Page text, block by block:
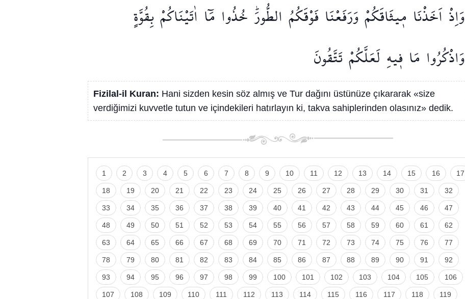
وَاِذْ اَخَذْنَا م۪يثَاقَكُمْوَرَفَعْنَا فَوْقَكُمُ الطُّورَۜ خُذُوا مَٓا اٰتَيْنَاكُمْبِقُوَّةٍ
وَاذْكُرُوا مَا ف۪يهِ لَعَلَّكُمْتَتَّقُونَ
Fizilal-il Kuran: Hani sizden kesin söz almış ve Tur dağını üstünüze çıkararak «size
verdiğimizi kuvvetle tutun ve içindekileri hatırlayın ki, takva sahiplerinden olasınız» dedik.
1 2 3 4 5 6 7 8 9 10 11 12 13 14 15 16 17
18 19 20 21 22 23 24 25 26 27 28 29 30 31 32
33 34 35 36 37 38 39 40 41 42 43 44 45 46 47
48 49 50 51 52 53 54 55 56 57 58 59 60 61 62
63 64 65 66 67 68 69 70 71 72 73 74 75 76 77
78 79 80 81 82 83 84 85 86 87 88 89 90 91 92
93 94 95 96 97 98 99 100 101 102 103 104 105 106
107 108 109 110 111 112 113 114 115 116 117 118 119